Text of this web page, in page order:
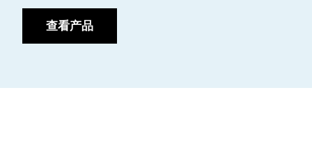
查看产品